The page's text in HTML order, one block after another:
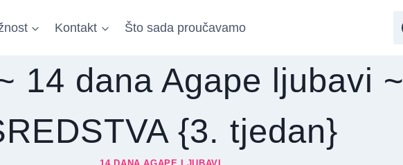
Kontakt Što sada proučavamo
14 dana Agape ljubavi ~
{3. tjedan}